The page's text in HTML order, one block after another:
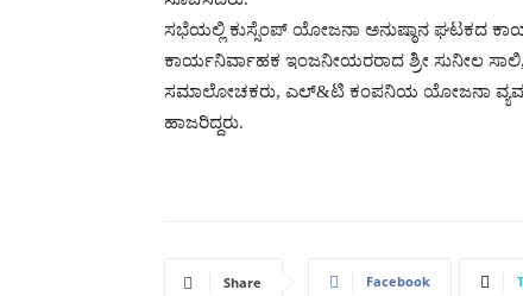
ಸಭೆಯಲ್ಲಿ ಕುಸ್ಸೆಂಪ್ ಯೋಜನಾ ಅನುಷ್ಠಾನ ಘಟಕದ
ಕಾರ್ಯನಿರ್ವಾಹಕ ಇಂಜನೀಯರರಾದ ಶ್ರೀ ಸುನೀಲ
ಸಮಾಲೋಚಕರು, ಎಲ್&ಟಿ ಕಂಪನಿಯ ಯೋಜನಾ
ಹಾಜರಿದ್ದರು.
Share Facebook